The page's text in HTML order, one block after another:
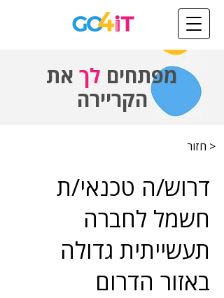
מפתחים לך את
הקריירה
< חזור
דרוש/ה טכנאי/ת
חשמל לחברה
תעשייתית גדולה
באזור הדרום